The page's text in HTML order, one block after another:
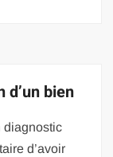
bien
diagnostic
d’avoir